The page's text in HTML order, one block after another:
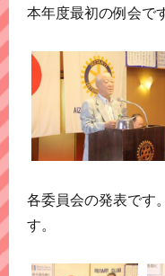
本年度最初の例会で
各委員会の発表です
す。